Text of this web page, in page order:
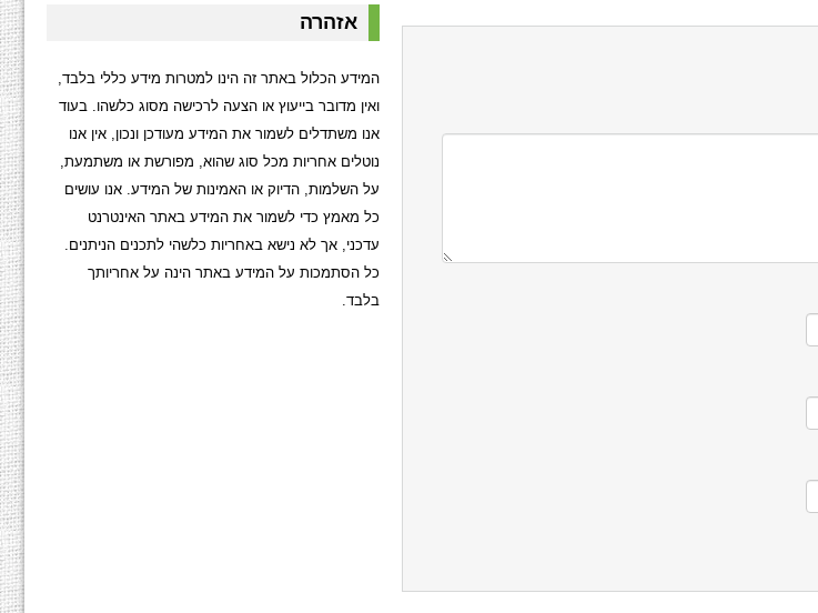
אזהרה
המידע הכלול באתר זה הינו למטרות מידע כללי בלבד,
ואין מדובר בייעוץ או הצעה לרכישה מסוג כלשהו. בעוד
אנו משתדלים לשמור את המידע מעודכן ונכון, אין אנו
נוטלים אחריות מכל סוג שהוא, מפורשת או משתמעת,
על השלמות, הדיוק או האמינות של המידע. אנו עושים
כל מאמץ כדי לשמור את המידע באתר האינטרנט
עדכני, אך לא נישא באחריות כלשהי לתכנים הניתנים.
כל הסתמכות על המידע באתר הינה על אחריותך
בלבד.